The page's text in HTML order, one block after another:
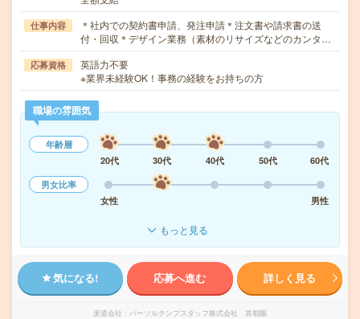
仕事内容
＊社内での契約書申請、発注申請＊注文書や請求書の送
付・回収＊デザイン業務（素材のリサイズなどのカンタ…
応募資格
英語力不要
※業界未経験OK！事務の経験をお持ちの方
職場の雰囲気
年齢層
20代
30代 40代 50代
60代
男女比率
女性
男性
もっと見る
気になる! 応募へ進む 詳しく見る
派遣会社 パーソルテンプスタッフ株式会社 首都圏